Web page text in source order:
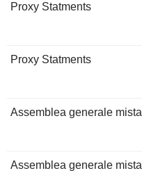
Proxy Statments
Proxy Statments
Assemblea generale mista
Assemblea generale mista